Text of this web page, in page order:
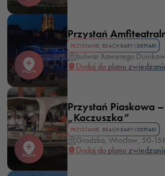
Przystań
PRZYSTANIE, BEACH BARY I DEPTAKI
bulwar Xawerego
Dodaj do planu
Przystań Piaskowa
„Kaczuszka”
PRZYSTANIE, BEACH BARY I DEPTAKI
Grodzka, Wrocław, 50-
Dodaj do planu